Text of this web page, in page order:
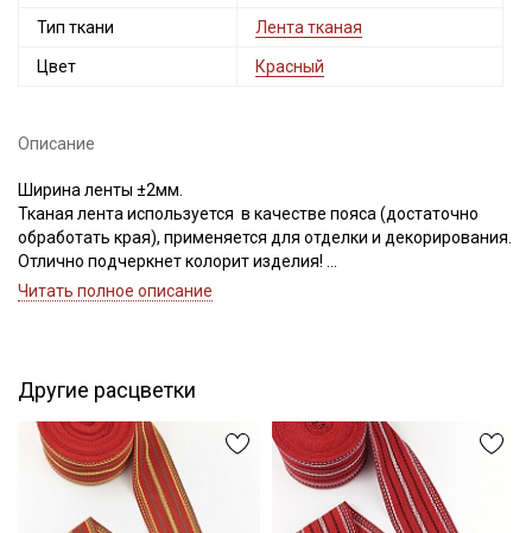
Тип ткани Лента тканая
Цвет Красный
Описание
Ширина ленты ±2мм.
Тканая лента используется в качестве пояса (достаточно
обработать края), применяется для отделки и декорирования.
Отлично подчеркнет колорит изделия!
Цветопередача может отличаться от оригинального цвета в
Читать полное описание
Другие расцветки